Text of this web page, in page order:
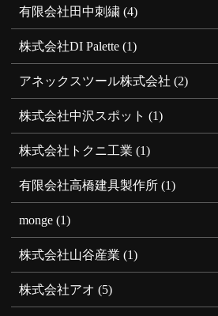
有限会社田中刺繍 (4)
株式会社DI Palette (1)
アネックスツール株式会社 (2)
株式会社中沢スポット (1)
株式会社トクニ工業 (1)
有限会社高橋建具製作所 (1)
monge (1)
株式会社山谷産業 (1)
株式会社アオ (5)